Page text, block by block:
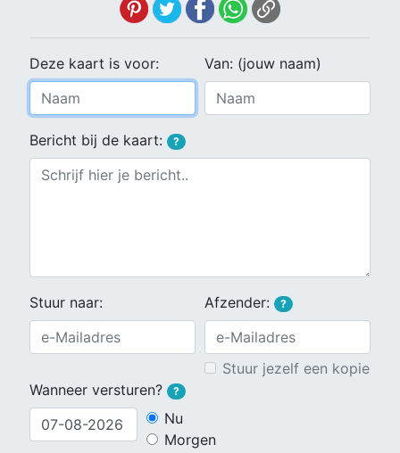
Deze kaart is voor: Van: (jouw naam)
Bericht bij de kaart: ?
Stuur naar: Afzender: ?
Stuur jezelf een kopie
Wanneer versturen?
?
Nu
Morgen